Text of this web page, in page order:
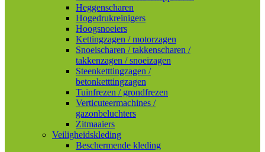
Heggenscharen
Hogedrukreinigers
Hoogsnoeiers
Kettingzagen / motorzagen
Snoeischaren / takkenscharen /
takkenzagen / snoeizagen
Steenketttingzagen /
betonketttingzagen
Tuinfrezen / grondfrezen
Verticuteermachines /
gazonbeluchters
Zitmaaiers
Veiligheidskleding
Beschermende kleding